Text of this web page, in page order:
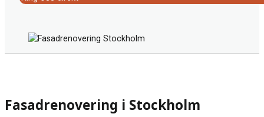
Fasadrenovering i Stockholm